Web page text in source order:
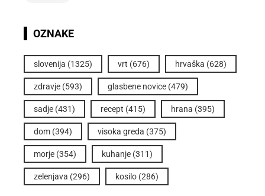
OZNAKE
slovenija (1325) vrt (676) hrvaška (628)
zdravje (593) glasbene novice (479)
sadje (431) recept (415) hrana (395)
dom (394) visoka greda (375)
morje (354) kuhanje (311)
zelenjava (296) kosilo (286)